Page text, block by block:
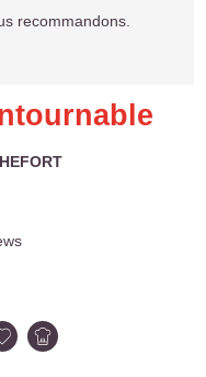
recommandons.